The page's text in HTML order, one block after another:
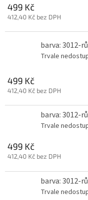
499 Kč
412,40 Kč bez DPH
barva: 3012-
Trvale
499 Kč
412,40 Kč bez DPH
barva: 3012-
Trvale
499 Kč
412,40 Kč bez DPH
barva: 3012-
Trvale